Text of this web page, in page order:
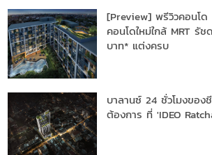
[Preview] พรีวิวคอนโ
คอนโดใหม่ใกล้ MRT รัช
บาท* แต่งครบ
บาลานซ์ 24 ชั่วโมงของ
ต้องการ ที่ 'IDEO